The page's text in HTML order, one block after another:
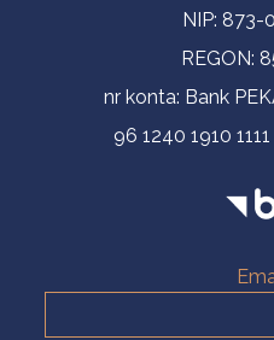
NIP: 873-
REGON:
nr konta: Bank
96 1240 1910